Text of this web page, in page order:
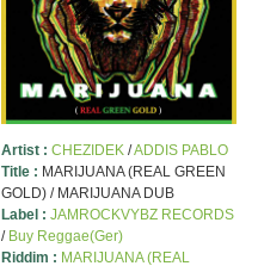
Artist : CHEZIDEK/ADDIS PABLO
Title : MARIJUANA (REAL GREEN
GOLD) / MARIJUANA DUB
Label : JAMROCKVYBZ RECORDS
/ Buy Reggae(Ger)
Riddim : MARIJUANA (REAL